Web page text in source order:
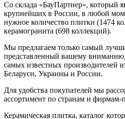
Со склада «БауПартнер», который
крупнейших в России, в любой
нужное количество плитки (1474
керамогранита (698 коллекций).
Мы предлагаем только самый
представленный вашему
самых известных производителей
Беларуси, Украины и России.
Для удобства покупателей мы
ассортимент по странам и фирмам-
Керамическая плитка, каталог